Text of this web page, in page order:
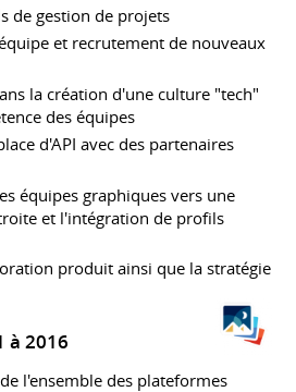
de gestion de projets
et recrutement de nouveaux
la création d'une culture "tech"
des équipes
d'API avec des partenaires
équipes graphiques vers une
et l'intégration de profils
produit ainsi que la stratégie
à 2016
l'ensemble des plateformes